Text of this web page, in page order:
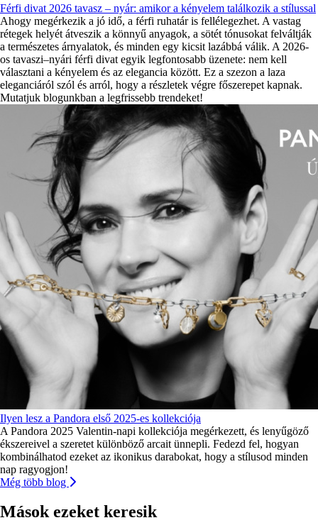
Férfi divat 2026 tavasz – nyár: amikor a kényelem találkozik a stílussal
Ahogy megérkezik a jó idő, a férfi ruhatár is fellélegezhet. A vastag
rétegek helyét átveszik a könnyű anyagok, a sötét tónusokat felváltják
a természetes árnyalatok, és minden egy kicsit lazábbá válik. A 2026-
os tavaszi–nyári férfi divat egyik legfontosabb üzenete: nem kell
választani a kényelem és az elegancia között. Ez a szezon a laza
eleganciáról szól és arról, hogy a részletek végre főszerepet kapnak.
Mutatjuk blogunkban a legfrissebb trendeket!
Ilyen lesz a Pandora első 2025-es kollekciója
A Pandora 2025 Valentin-napi kollekciója megérkezett, és lenyűgöző
ékszereivel a szeretet különböző arcait ünnepli. Fedezd fel, hogyan
kombinálhatod ezeket az ikonikus darabokat, hogy a stílusod minden
nap ragyogjon!
Még több blog
Mások ezeket keresik